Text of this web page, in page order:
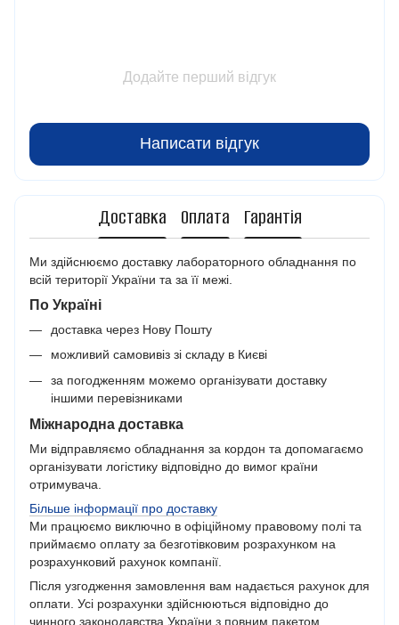
Додайте перший відгук
Написати відгук
Доставка Оплата Гарантія
Ми здійснюємо доставку лабораторного обладнання по
всій території України та за її межі.
По Україні
доставка через Нову Пошту
можливий самовивіз зі складу в Києві
за погодженням можемо організувати доставку
іншими перевізниками
Міжнародна доставка
Ми відправляємо обладнання за кордон та допомагаємо
організувати логістику відповідно до вимог країни
отримувача.
Більше інформації про доставку
Ми працюємо виключно в офіційному правовому полі та
приймаємо оплату за безготівковим розрахунком на
розрахунковий рахунок компанії.
Після узгодження замовлення вам надається рахунок для
оплати. Усі розрахунки здійснюються відповідно до
чинного законодавства України з повним пакетом